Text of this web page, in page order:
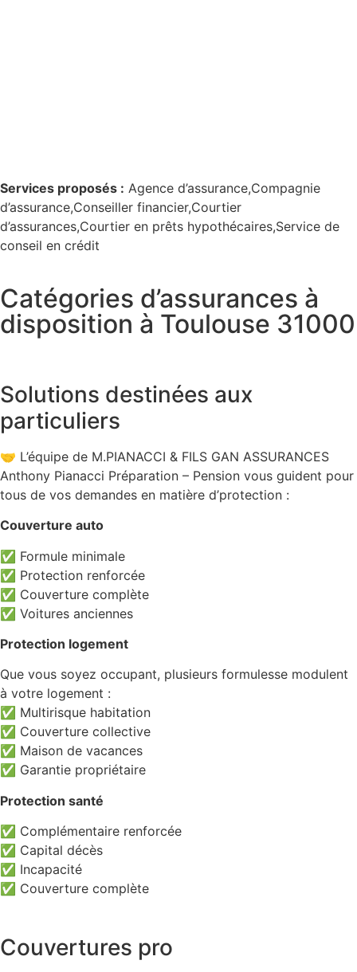
Services proposés : Agence d’assurance,Compagnie
d’assurance,Conseiller financier,Courtier
d’assurances,Courtier en prêts hypothécaires,Service de
conseil en crédit
Catégories d’assurances à
disposition à Toulouse 31000
Solutions destinées aux
particuliers
🤝 L’équipe de M.PIANACCI & FILS GAN ASSURANCES
Anthony Pianacci Préparation – Pension vous guident pour
tous de vos demandes en matière d’protection :
Couverture auto
✅ Formule minimale
✅ Protection renforcée
✅ Couverture complète
✅ Voitures anciennes
Protection logement
Que vous soyez occupant, plusieurs formulesse modulent
à votre logement :
✅ Multirisque habitation
✅ Couverture collective
✅ Maison de vacances
✅ Garantie propriétaire
Protection santé
✅ Complémentaire renforcée
✅ Capital décès
✅ Incapacité
✅ Couverture complète
Couvertures pro